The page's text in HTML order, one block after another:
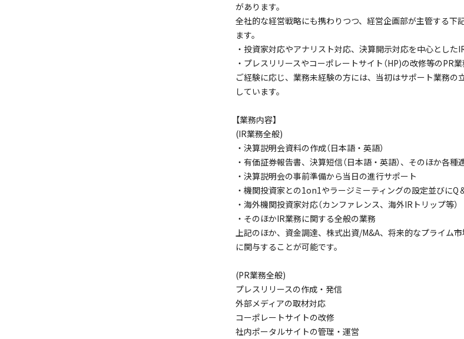
があります。
全社的な経営戦略にも携わりつつ、経営企画部が主管する
ます。
・投資家対応やアナリスト対応、決算開示対応を中心とした
・プレスリリースやコーポレートサイト（HP)の改修等のPR業
ご経験に応じ、業務未経験の方には、当初はサポート業務
しています。
【業務内容】
(IR業務全般)
・決算説明会資料の作成（日本語・英語）
・有価証券報告書、決算短信（日本語・英語）、そのほか各種
・決算説明会の事前準備から当日の進行サポート
・機関投資家との1on1やラージミーティングの設定並びにQ
・海外機関投資家対応（カンファレンス、海外IRトリップ等）
・そのほかIR業務に関する全般の業務
上記のほか、資金調達、株式出資/M&A、将来的なプライム
に関与することが可能です。
(PR業務全般)
プレスリリースの作成・発信
外部メディアの取材対応
コーポレートサイトの改修
社内ポータルサイトの管理・運営